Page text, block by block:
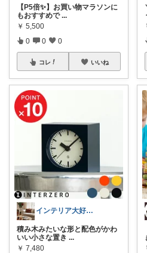
【P5倍✨】お買い物マラソンに
もおすすめで ...
￥ 5,500
0 0 0
コレ いいね
インテリア大好きマン
積み木みたいな形と配色がかわ
いい小さな置き ...
￥ 7,480